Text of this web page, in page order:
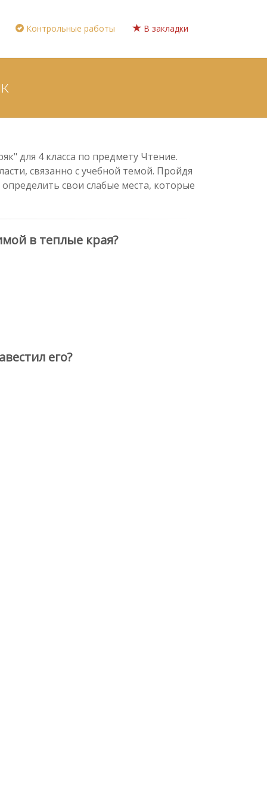
Контрольные работы В закладки
для 4 класса по предмету Чтение.
связанно с учебной темой. Пройдя
свои слабые места, которые
в теплые края?
его?